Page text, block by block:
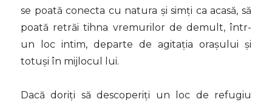
se poată conecta cu natura și simți ca acasă, să
poată retrăi tihna vremurilor de demult, într-
un loc intim, departe de agitația orașului și
totuși în mijlocul lui.
Dacă doriți să descoperiți un loc de refugiu